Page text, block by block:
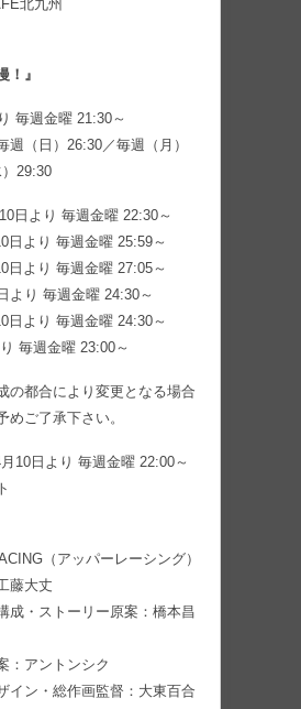
北九州
！』
毎週金曜 21:30～
週（日）26:30／毎週（月）
29:30
日より 毎週金曜 22:30～
日より 毎週金曜 25:59～
日より 毎週金曜 27:05～
より 毎週金曜 24:30～
日より 毎週金曜 24:30～
毎週金曜 23:00～
の都合により変更となる場合
めご了承下さい。
10日より 毎週金曜 22:00～
（アッパーレーシング）
藤大丈
成・ストーリー原案：橋本昌
：アントンシク
イン・総作画監督：大東百合